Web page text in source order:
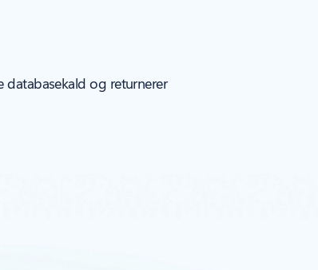
databasekald og returnerer